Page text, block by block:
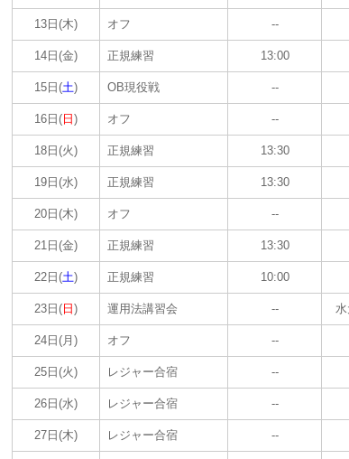
13日(木) オフ --
14日(金) 正規練習 13:00
15日(土) OB現役戦 --
16日( 日) オフ --
18日(火) 正規練習 13:30
19日(水) 正規練習 13:30
20日(木) オフ --
21日(金) 正規練習 13:30
22日(土) 正規練習 10:00
23日( 日) 運用法講習会 --
24日(月) オフ --
25日(火) レジャー合宿 --
26日(水) レジャー合宿 --
27日(木) レジャー合宿 --